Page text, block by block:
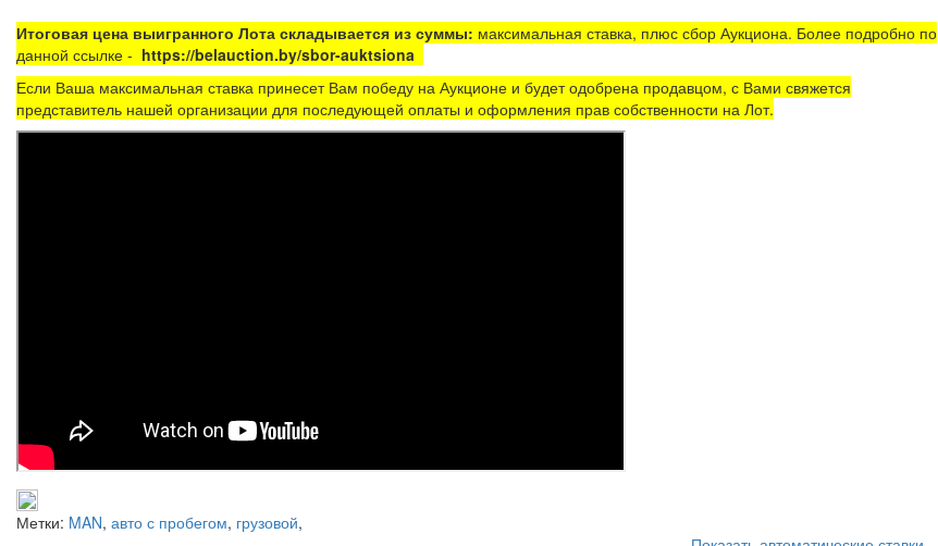
Итоговая цена выигранного Лота складывается из суммы: максимальная ставка, плюс сбор Аукциона. Более подробно по
данной ссылке - https://belauction.by/sbor-auktsiona
Если Ваша максимальная ставка принесет Вам победу на Аукционе и будет одобрена продавцом, с Вами свяжется
представитель нашей организации для последующей оплаты и оформления прав собственности на Лот.
Метки: MAN, авто с пробегом, грузовой,